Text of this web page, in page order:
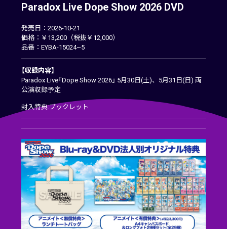
Paradox Live Dope Show 2026 DVD
発売日：2026-10-21
価格：￥13,200（税抜￥12,000）
品番：EYBA-15024~5
【収録内容】
Paradox Live「Dope Show 2026」 5月30日(土)、5月31日(日) 両
公演収録予定
封入特典:ブックレット